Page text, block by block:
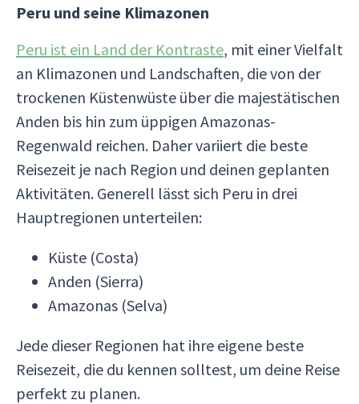
Peru und seine Klimazonen
Peru ist ein Land der Kontraste, mit einer Vielfalt
an Klimazonen und Landschaften, die von der
trockenen Küstenwüste über die majestätischen
Anden bis hin zum üppigen Amazonas-
Regenwald reichen. Daher variiert die beste
Reisezeit je nach Region und deinen geplanten
Aktivitäten. Generell lässt sich Peru in drei
Hauptregionen unterteilen:
Küste (Costa)
Anden (Sierra)
Amazonas (Selva)
Jede dieser Regionen hat ihre eigene beste
Reisezeit, die du kennen solltest, um deine Reise
perfekt zu planen.